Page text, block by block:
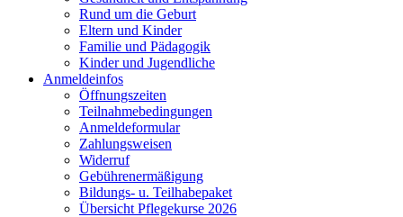
Rund um die Geburt
Eltern und Kinder
Familie und Pädagogik
Kinder und Jugendliche
Anmeldeinfos
Öffnungszeiten
Teilnahmebedingungen
Anmeldeformular
Zahlungsweisen
Widerruf
Gebührenermäßigung
Bildungs- u. Teilhabepaket
Übersicht Pflegekurse 2026